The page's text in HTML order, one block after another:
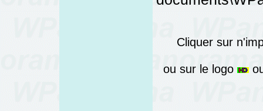
Cliquer sur
ou sur le logo